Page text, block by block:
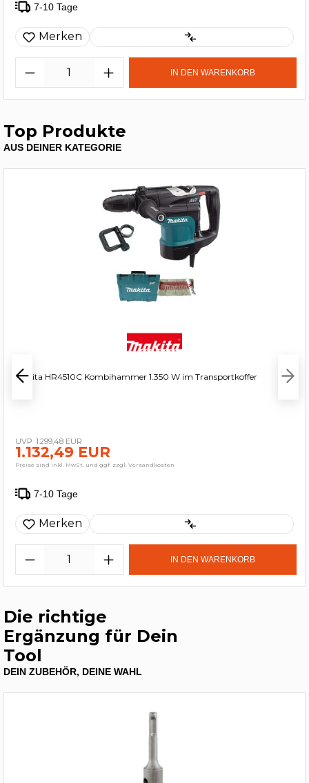
7-10 Tage
Merken
IN DEN WARENKORB
Top Produkte
AUS DEINER KATEGORIE
Makita HR4510C Kombihammer 1.350 W im Transportkoffer
1.299,48 EUR
1.132,49 EUR
Preise sind inkl. MwSt. und ggf. zzgl. Versandkosten
7-10 Tage
Merken
IN DEN WARENKORB
Die richtige
Ergänzung für Dein
Tool
DEIN ZUBEHÖR, DEINE WAHL